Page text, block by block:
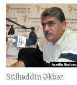
Sülhəddin Əkbər